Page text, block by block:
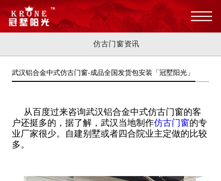
仿古门窗资讯
武汉铝合金中式仿古门窗-成品全国发货包安装「冠墅阳光」
从百度过来咨询武汉铝合金中式仿古门窗的客
户还挺多的，据了解，武汉当地制作仿古门窗的专
业厂家很少。自建别墅或者四合院业主定做的比较
多。